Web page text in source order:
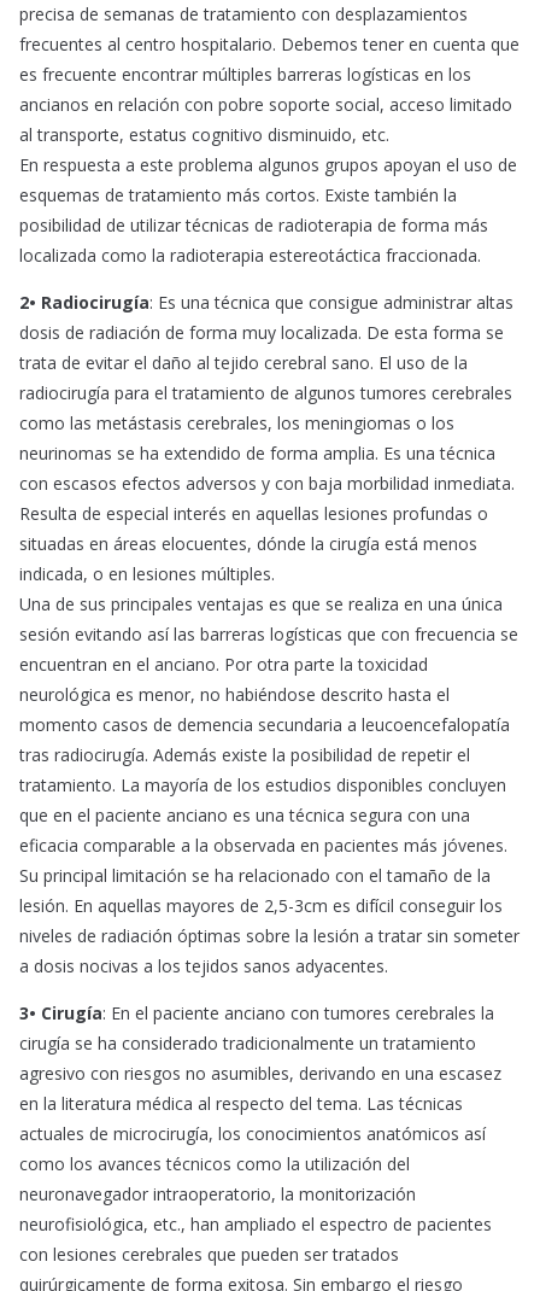
precisa de semanas de tratamiento con desplazamientos
frecuentes al centro hospitalario. Debemos tener en cuenta que
es frecuente encontrar múltiples barreras logísticas en los
ancianos en relación con pobre soporte social, acceso limitado
al transporte, estatus cognitivo disminuido, etc.
En respuesta a este problema algunos grupos apoyan el uso de
esquemas de tratamiento más cortos. Existe también la
posibilidad de utilizar técnicas de radioterapia de forma más
localizada como la radioterapia estereotáctica fraccionada.
2• Radiocirugía: Es una técnica que consigue administrar altas
dosis de radiación de forma muy localizada. De esta forma se
trata de evitar el daño al tejido cerebral sano. El uso de la
radiocirugía para el tratamiento de algunos tumores cerebrales
como las metástasis cerebrales, los meningiomas o los
neurinomas se ha extendido de forma amplia. Es una técnica
con escasos efectos adversos y con baja morbilidad inmediata.
Resulta de especial interés en aquellas lesiones profundas o
situadas en áreas elocuentes, dónde la cirugía está menos
indicada, o en lesiones múltiples.
Una de sus principales ventajas es que se realiza en una única
sesión evitando así las barreras logísticas que con frecuencia se
encuentran en el anciano. Por otra parte la toxicidad
neurológica es menor, no habiéndose descrito hasta el
momento casos de demencia secundaria a leucoencefalopatía
tras radiocirugía. Además existe la posibilidad de repetir el
tratamiento. La mayoría de los estudios disponibles concluyen
que en el paciente anciano es una técnica segura con una
eficacia comparable a la observada en pacientes más jóvenes.
Su principal limitación se ha relacionado con el tamaño de la
lesión. En aquellas mayores de 2,5-3cm es difícil conseguir los
niveles de radiación óptimas sobre la lesión a tratar sin someter
a dosis nocivas a los tejidos sanos adyacentes.
3• Cirugía: En el paciente anciano con tumores cerebrales la
cirugía se ha considerado tradicionalmente un tratamiento
agresivo con riesgos no asumibles, derivando en una escasez
en la literatura médica al respecto del tema. Las técnicas
actuales de microcirugía, los conocimientos anatómicos así
como los avances técnicos como la utilización del
neuronavegador intraoperatorio, la monitorización
neurofisiológica, etc., han ampliado el espectro de pacientes
con lesiones cerebrales que pueden ser tratados
quirúrgicamente de forma exitosa. Sin embargo el riesgo